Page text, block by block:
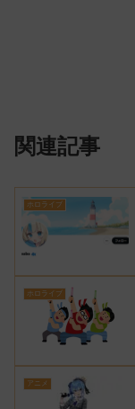
関連記事
ホロライブ
ホロライブ
アニメ